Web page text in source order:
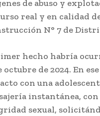
de abuso y
real y en calidad
N° 7 de
hecho habría
octubre de 2024. En
con una
instantánea,
sexual,